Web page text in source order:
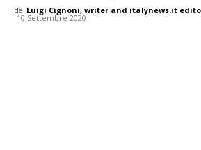
da Luigi Cignoni, writer and italynews.it
10 Settembre 2020